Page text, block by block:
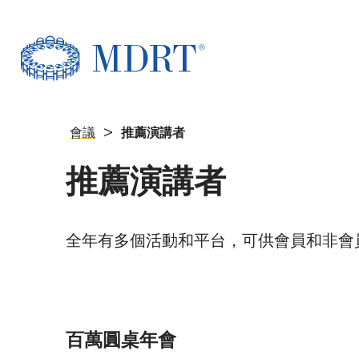
會議 > 推薦演講者
推薦演講者
全年有多個活動和平台，可供會員和非
百萬圓桌年會